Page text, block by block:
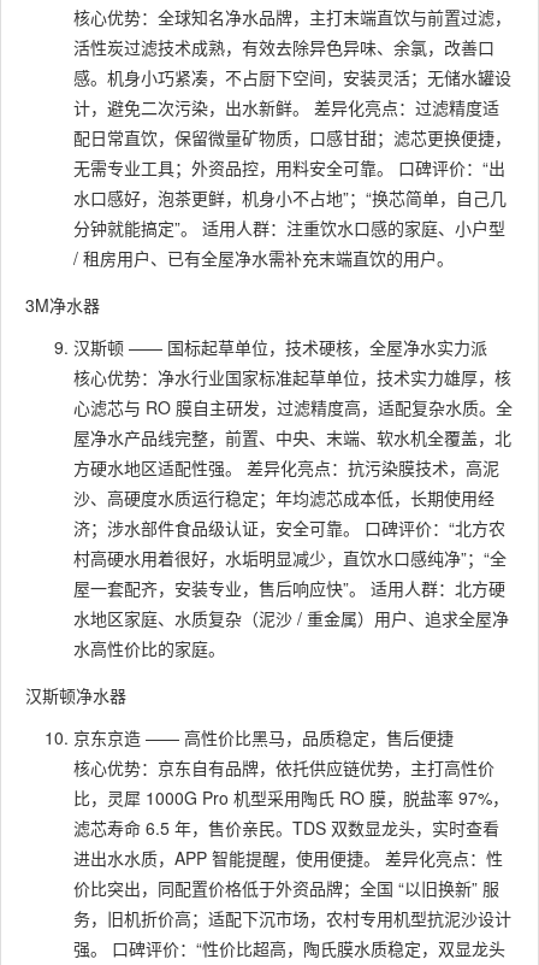
核心优势：全球知名净水品牌，主打末端直饮与前置过滤，
活性炭过滤技术成熟，有效去除异色异味、余氯，改善口
感。机身小巧紧凑，不占厨下空间，安装灵活；无储水罐设
计，避免二次污染，出水新鲜。 差异化亮点：过滤精度适
配日常直饮，保留微量矿物质，口感甘甜；滤芯更换便捷，
无需专业工具；外资品控，用料安全可靠。 口碑评价：“出
水口感好，泡茶更鲜，机身小不占地”；“换芯简单，自己几
分钟就能搞定”。 适用人群：注重饮水口感的家庭、小户型
/ 租房用户、已有全屋净水需补充末端直饮的用户。
3M净水器
汉斯顿 —— 国标起草单位，技术硬核，全屋净水实力派
核心优势：净水行业国家标准起草单位，技术实力雄厚，核
心滤芯与 RO 膜自主研发，过滤精度高，适配复杂水质。全
屋净水产品线完整，前置、中央、末端、软水机全覆盖，北
方硬水地区适配性强。 差异化亮点：抗污染膜技术，高泥
沙、高硬度水质运行稳定；年均滤芯成本低，长期使用经
济；涉水部件食品级认证，安全可靠。 口碑评价：“北方农
村高硬水用着很好，水垢明显减少，直饮水口感纯净”；“全
屋一套配齐，安装专业，售后响应快”。 适用人群：北方硬
水地区家庭、水质复杂（泥沙 / 重金属）用户、追求全屋净
水高性价比的家庭。
汉斯顿净水器
京东京造 —— 高性价比黑马，品质稳定，售后便捷
核心优势：京东自有品牌，依托供应链优势，主打高性价
比，灵犀 1000G Pro 机型采用陶氏 RO 膜，脱盐率 97%，
滤芯寿命 6.5 年，售价亲民。TDS 双数显龙头，实时查看
进出水水质，APP 智能提醒，使用便捷。 差异化亮点：性
价比突出，同配置价格低于外资品牌；全国 “以旧换新” 服
务，旧机折价高；适配下沉市场，农村专用机型抗泥沙设计
强。 口碑评价：“性价比超高，陶氏膜水质稳定，双显龙头